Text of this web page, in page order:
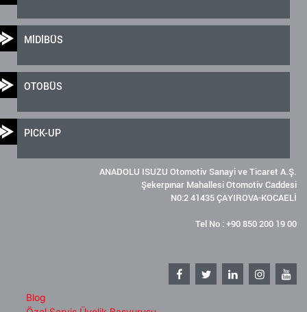
MİDİBÜS
OTOBÜS
PICK-UP
ANADOLU ISUZU Otomotiv Sanayi ve Ticaret A.Ş.
Şekerpınar Mahallesi Otomotiv Caddesi
N0:2 41435 ÇAYIROVA-KOCAELİ
Tel No : +90 850 200 19 00
Blog